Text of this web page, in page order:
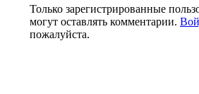
Только зарегистрированные
могут оставлять комментарии.
пожалуйста.